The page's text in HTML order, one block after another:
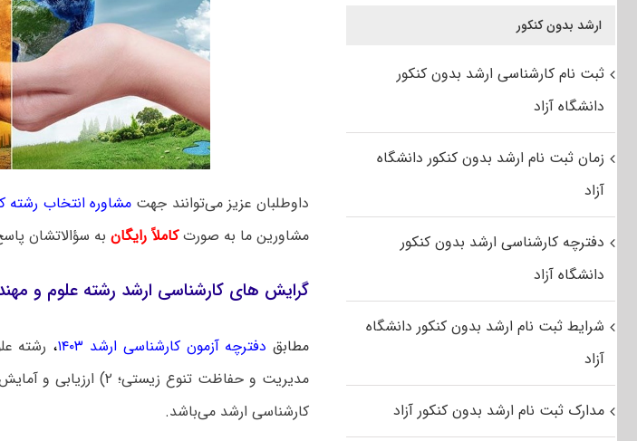
داوطلبان عزیز می‌توانند جهت مشاوره انتخاب رشته
مشاورین ما به صورتکاملاً رایگانبه سؤالاتشان
گرایش‌ های کارشناسی ارشد رشته علوم و
مطابق دفترچه آزمون کارشناسی ارشد ۱۴۰۳ ،
کارشناسی ارشد می‌باشد.
ارشد بدون کنکور
ثبت نام کارشناسی ارشد بدون کنکور
دانشگاه آزاد
زمان ثبت نام ارشد بدون کنکور دانشگاه
آزاد
دفترچه کارشناسی ارشد بدون کنکور
دانشگاه آزاد
شرایط ثبت نام ارشد بدون کنکور دانشگاه
آزاد
مدارک ثبت نام ارشد بدون کنکور آزاد